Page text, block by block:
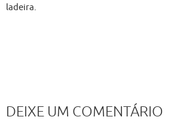
ladeira.
DEIXE UM COMENTÁRIO